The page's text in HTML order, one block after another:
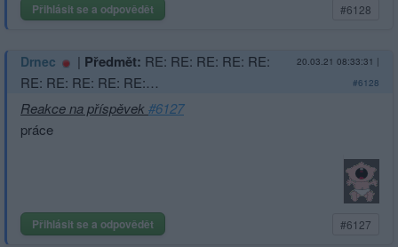
Přihlásit se a odpovědět #6128
Drnec | Předmět: RE: RE: RE: RE: RE:
RE: RE: RE: RE: RE:…
20.03.21 08:33:31 |
#6128
Reakce na příspěvek#6127
práce
Přihlásit se a odpovědět #6127